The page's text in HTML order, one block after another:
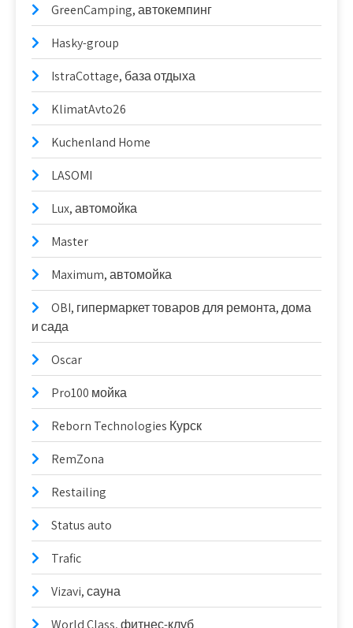
GreenCamping, автокемпинг
Hasky-group
IstraCottage, база отдыха
KlimatAvto26
Kuchenland Home
LASOMI
Lux, автомойка
Master
Maximum, автомойка
OBI, гипермаркет товаров для ремонта, дома
и сада
Oscar
Pro100 мойка
Reborn Technologies Курск
RemZona
Restailing
Status auto
Trafic
Vizavi, сауна
World Class, фитнес-клуб